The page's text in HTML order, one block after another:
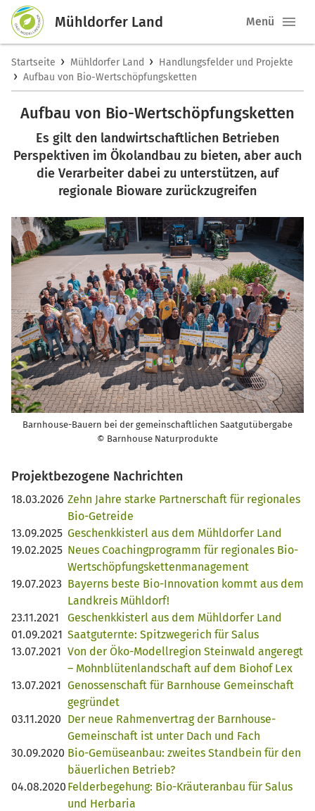
Mühldorfer Land Menü
Startseite › Mühldorfer Land › Handlungsfelder und Projekte
› Aufbau von Bio-Wertschöpfungsketten
Aufbau von Bio-Wertschöpfungsketten
Es gilt den landwirtschaftlichen Betrieben
Perspektiven im Ökolandbau zu bieten, aber auch
die Verarbeiter dabei zu unterstützen, auf
regionale Bioware zurückzugreifen
Barnhouse-Bauern bei der gemeinschaftlichen Saatgutübergabe
© Barnhouse Naturprodukte
Projektbezogene Nachrichten
18.03.2026 Zehn Jahre starke Partnerschaft für regionales
Bio-Getreide
13.09.2025 Geschenkkisterl aus dem Mühldorfer Land
19.02.2025 Neues Coachingprogramm für regionales Bio-
Wertschöpfungskettenmanagement
19.07.2023 Bayerns beste Bio-Innovation kommt aus dem
Landkreis Mühldorf!
23.11.2021
Geschenkkisterl aus dem Mühldorfer Land
01.09.2021 Saatguternte: Spitzwegerich für Salus
13.07.2021 Von der Öko-Modellregion Steinwald angeregt
– Mohnblütenlandschaft auf dem Biohof Lex
13.07.2021 Genossenschaft für Barnhouse Gemeinschaft
gegründet
03.11.2020 Der neue Rahmenvertrag der Barnhouse-
Gemeinschaft ist unter Dach und Fach
30.09.2020 Bio-Gemüseanbau: zweites Standbein für den
bäuerlichen Betrieb?
04.08.2020 Felderbegehung: Bio-Kräuteranbau für Salus
und Herbaria